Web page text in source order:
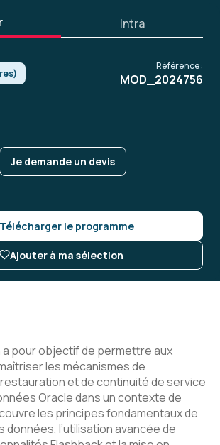
Intra
Référence :
MOD_2024756
Je demande un devis
Télécharger le programme
Ajouter à ma sélection
pour objectif de permettre aux
les mécanismes de
et de continuité de service
Oracle dans un contexte de
les principes fondamentaux de
l’utilisation avancée de